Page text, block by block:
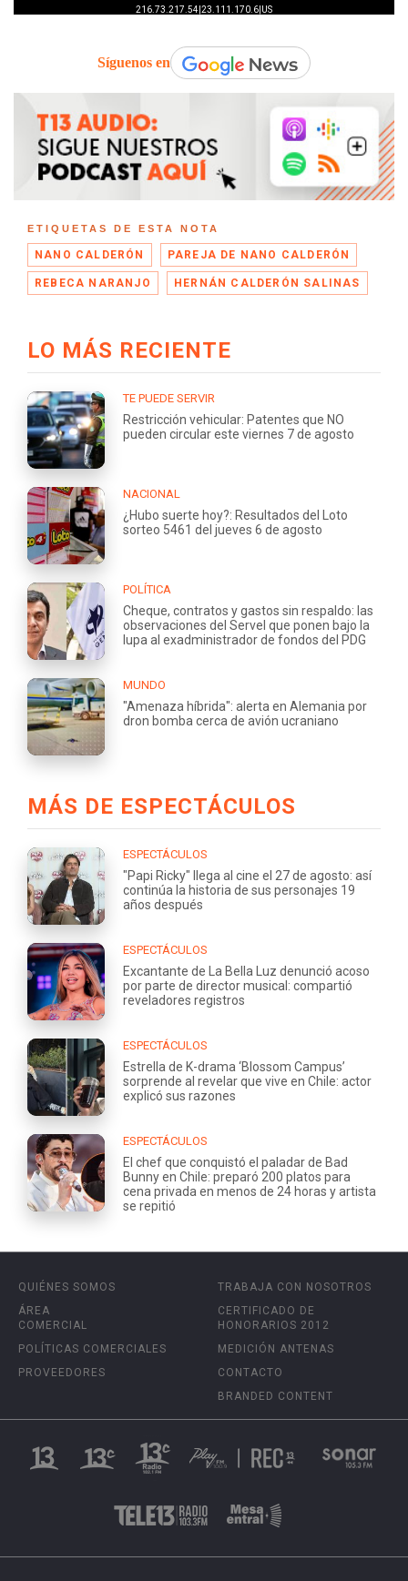
Síguenos en
ETIQUETAS DE ESTA NOTA
NANO CALDERÓN PAREJA DE NANO CALDERÓN
REBECA NARANJO HERNÁN CALDERÓN SALINAS
LO MÁS RECIENTE
TE PUEDE SERVIR
Restricción vehicular: Patentes que NO
pueden circular este viernes 7 de agosto
NACIONAL
¿Hubo suerte hoy?: Resultados del Loto
sorteo 5461 del jueves 6 de agosto
POLÍTICA
Cheque, contratos y gastos sin respaldo: las
observaciones del Servel que ponen bajo la
lupa al exadministrador de fondos del PDG
MUNDO
"Amenaza híbrida": alerta en Alemania por
dron bomba cerca de avión ucraniano
MÁS DE ESPECTÁCULOS
ESPECTÁCULOS
"Papi Ricky" llega al cine el 27 de agosto: así
continúa la historia de sus personajes 19
años después
ESPECTÁCULOS
Excantante de La Bella Luz denunció acoso
por parte de director musical: compartió
reveladores registros
ESPECTÁCULOS
Estrella de K-drama ‘Blossom Campus’
sorprende al revelar que vive en Chile: actor
explicó sus razones
ESPECTÁCULOS
El chef que conquistó el paladar de Bad
Bunny en Chile: preparó 200 platos para
cena privada en menos de 24 horas y artista
se repitió
QUIÉNES SOMOS
ÁREA
COMERCIAL
POLÍTICAS COMERCIALES
PROVEEDORES
TRABAJA CON NOSOTROS
CERTIFICADO DE
HONORARIOS 2012
MEDICIÓN ANTENAS
CONTACTO
BRANDED CONTENT